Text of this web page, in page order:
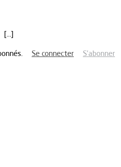
[…]
Se connecter S’abonner